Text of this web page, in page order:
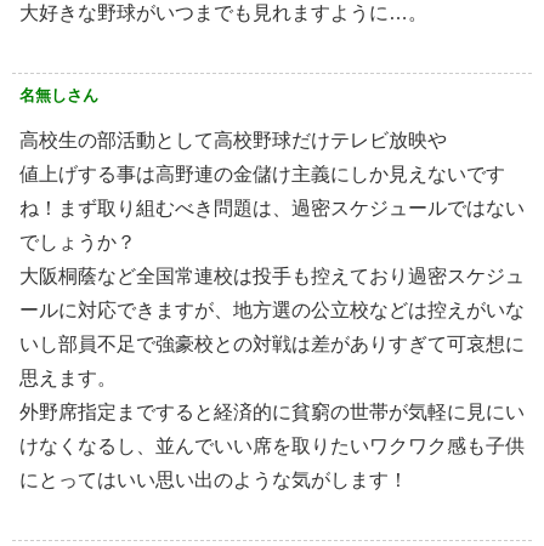
大好きな野球がいつまでも見れますように…。
名無しさん
高校生の部活動として高校野球だけテレビ放映や
値上げする事は高野連の金儲け主義にしか見えないです
ね！まず取り組むべき問題は、過密スケジュールではない
でしょうか？
大阪桐蔭など全国常連校は投手も控えており過密スケジュ
ールに対応できますが、地方選の公立校などは控えがいな
いし部員不足で強豪校との対戦は差がありすぎて可哀想に
思えます。
外野席指定まですると経済的に貧窮の世帯が気軽に見にい
けなくなるし、並んでいい席を取りたいワクワク感も子供
にとってはいい思い出のような気がします！